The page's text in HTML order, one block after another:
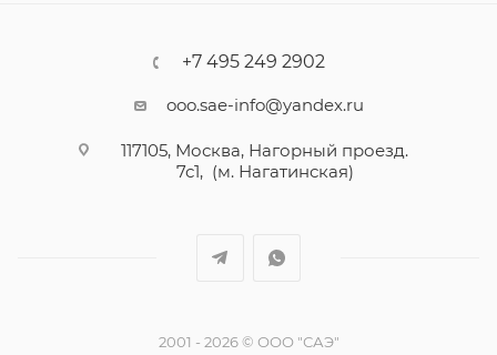
+7 495 249 2902
ooo.sae-info@yandex.ru
117105, Москва, Нагорный проезд.
7с1, (м. Нагатинская)
2001 - 2026 © ООО "САЭ"